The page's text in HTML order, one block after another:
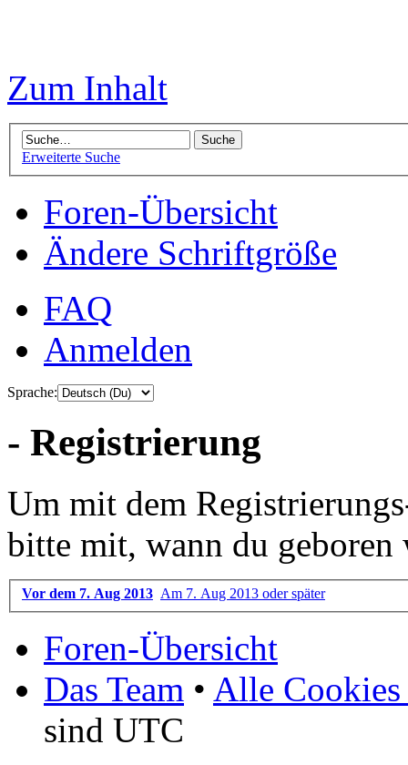
Zum Inhalt
Erweiterte Suche
Foren-Übersicht
Ändere Schriftgröße
FAQ
Anmelden
Sprache:
- Registrierung
Um mit dem
bitte mit, wann du geboren
Vor dem 7. Aug 2013 Am 7. Aug 2013 oder später
Foren-Übersicht
Das Team • Alle Cookies
sind UTC